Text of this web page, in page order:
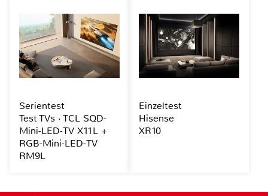
Serientest
Test TVs · TCL SQD-
Mini-LED-TV X11L +
RGB-Mini-LED-TV
RM9L
Einzeltest
Hisense
XR10